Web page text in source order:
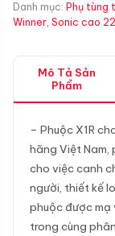
Danh mục: Phụ tùng
Winner, Sonic cao
Mô Tả Sản
Phẩm
– Phuộc X1R
hãng Việt Nam,
cho việc canh
người, thiết kế
phuộc được
trong cùng